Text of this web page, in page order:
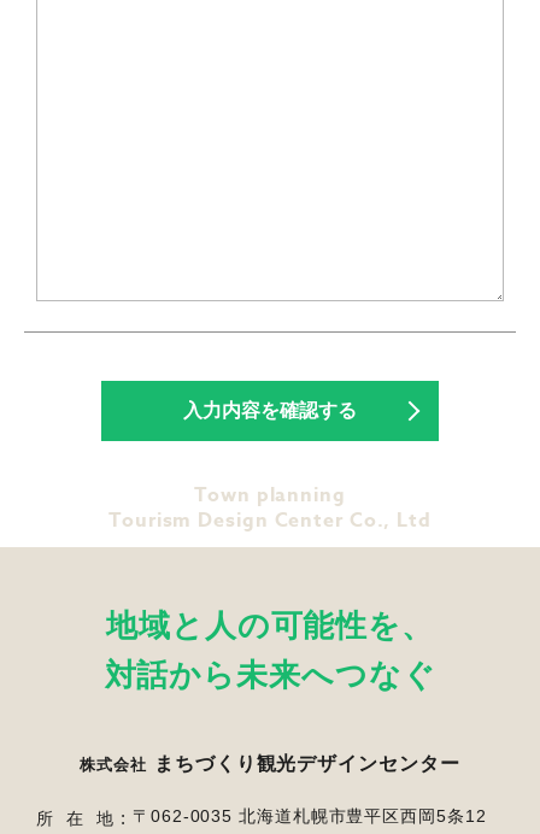
Town planning
Tourism Design Center Co., Ltd
地域と人の可能性を、
対話から未来へつなぐ
株式会社 まちづくり観光デザインセンター
所在地
〒062-0035 北海道札幌市豊平区西岡5条12